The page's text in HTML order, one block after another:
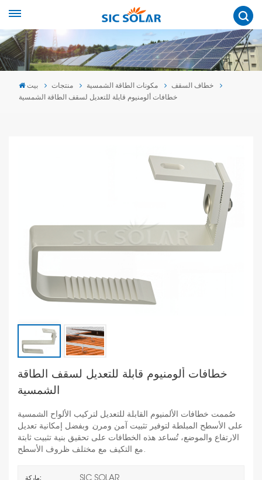
بيت منتجات مكونات الطاقة الشمسية
خطاف السقف
خطافات ألومنيوم قابلة للتعديل لسقف الطاقة الشمسية
خطافات ألومنيوم قابلة للتعديل لسقف الطاقة
الشمسية
صُممت خطافات الألمنيوم القابلة للتعديل لتركيب الألواح الشمسية
على الأسطح المبلطة لتوفير تثبيت آمن ومرن. وبفضل إمكانية تعديل
الارتفاع والموضع، تُساعد هذه الخطافات على تحقيق بنية تثبيت ثابتة
مع التكيف مع مختلف ظروف الأسطح.
ماركة: